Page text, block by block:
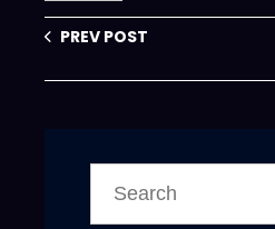
PREV POST